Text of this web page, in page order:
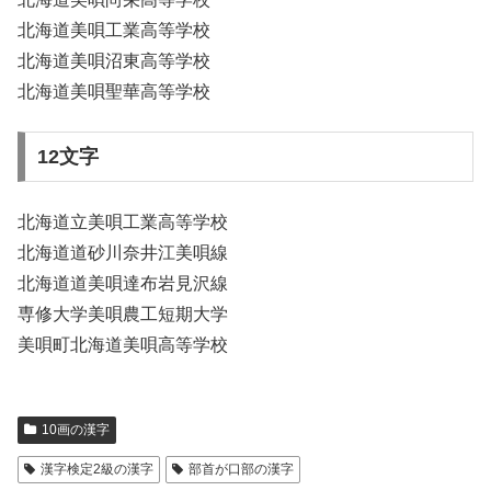
北海道美唄工業高等学校
北海道美唄沼東高等学校
北海道美唄聖華高等学校
12文字
北海道立美唄工業高等学校
北海道道砂川奈井江美唄線
北海道道美唄達布岩見沢線
専修大学美唄農工短期大学
美唄町北海道美唄高等学校
10画の漢字
漢字検定2級の漢字 部首が口部の漢字